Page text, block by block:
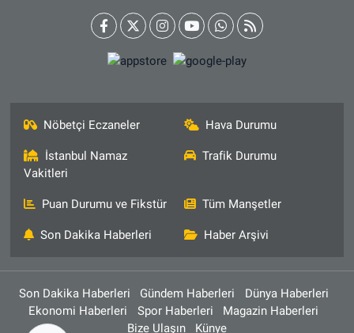
Nöbetçi Eczaneler Hava Durumu
İstanbul Namaz
Vakitleri
Trafik Durumu
Puan Durumu ve Fikstür Tüm Manşetler
Son Dakika Haberleri Haber Arşivi
Son Dakika Haberleri Gündem Haberleri
Dünya Haberleri
Ekonomi Haberleri
Spor Haberleri
Magazin Haberleri
Bize Ulaşın
Künye